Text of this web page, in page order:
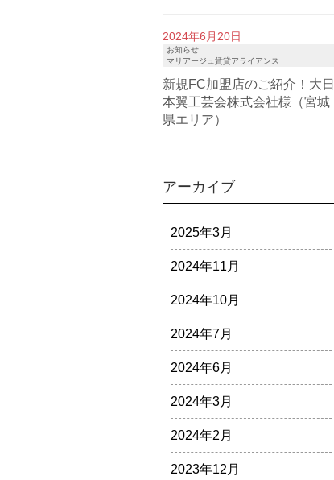
2024年6月20日
お知らせ
マリアージュ賃貸アライアンス
新規FC加盟店のご紹介！大日
本翼工芸会株式会社様（宮城
県エリア）
アーカイブ
2025年3月
2024年11月
2024年10月
2024年7月
2024年6月
2024年3月
2024年2月
2023年12月